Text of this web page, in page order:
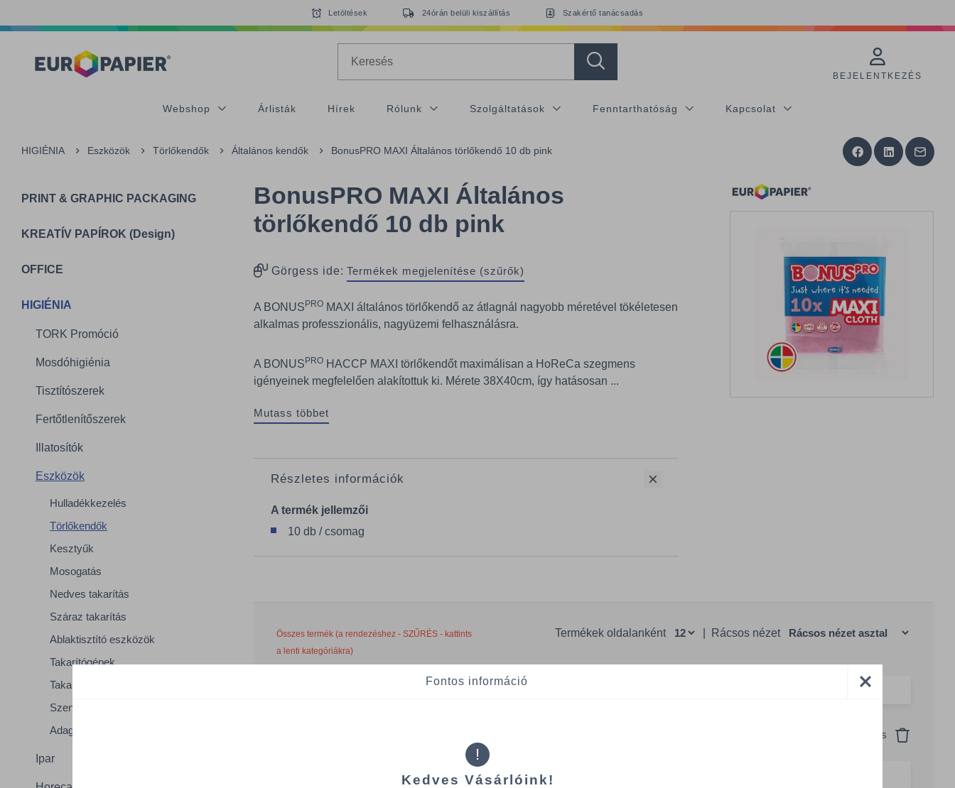
Letöltések 24órán belüli kiszállítás Szakértő tanácsadás
BEJELENTKEZÉS
Webshop Árlisták Hírek Rólunk Szolgáltatások Fenntarthatóság Kapcsolat
HIGIÉNIA Eszközök Törlőkendők Általános kendők BonusPRO MAXI Általános törlőkendő 10 db pink
PRINT & GRAPHIC PACKAGING
KREATÍV PAPÍROK (Design)
OFFICE
HIGIÉNIA
TORK Promóció
Mosdóhigiénia
Tisztítószerek
Fertőtlenítőszerek
Illatosítók
Eszközök
Hulladékkezelés
Törlőkendők
Kesztyűk
Mosogatás
Nedves takarítás
Száraz takarítás
Ablaktisztító eszközök
Takarítógépek
Takarítókocsik
Szennyfogó szőnyegek
Adagolók és kiegészítők
Ipar
BonusPRO MAXI Általános
törlőkendő 10 db pink
Görgess ide: Termékek megjelenítése (szűrők)
A BONUS PRO MAXI általános törlőkendő az átlagnál nagyobb méretével tökéletesen
alkalmas professzionális, nagyüzemi felhasználásra.
A BONUS PRO HACCP MAXI törlőkendőt maximálisan a HoReCa szegmens
igényeinek megfelelően alakítottuk ki. Mérete 38X40cm, így hatásosan ...
Mutass többet
Részletes információk
A termék jellemzői
10 db / csomag
Összes termék (a rendezéshez - SZŰRÉS - kattints
a lenti kategóriákra)
Termékek oldalanként Rácsos nézet
Visszaállítás
BONUS/B273/PAK 400 mm
Fontos információ
!
Kedves Vásárlóink!